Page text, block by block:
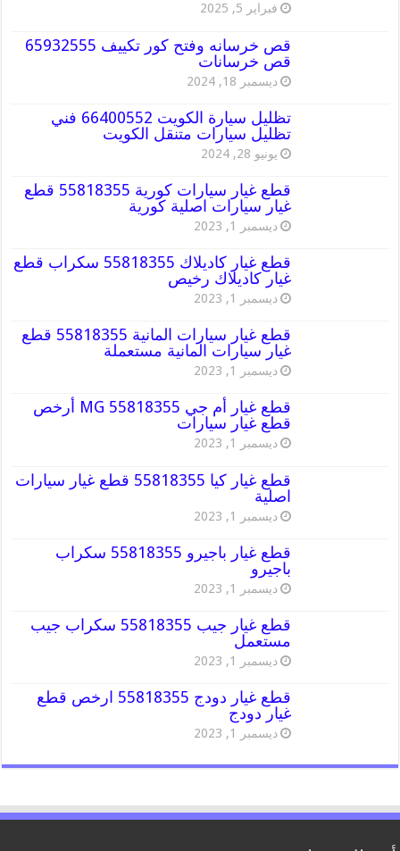
فبراير 5, 2025
قص خرسانه وفتح كور تكييف 65932555
قص خرسانات
ديسمبر 18, 2024
تظليل سيارة الكويت 66400552 فني
تظليل سيارات متنقل الكويت
يونيو 28, 2024
قطع غيار سيارات كورية 55818355 قطع
غيار سيارات اصلية كورية
ديسمبر 1, 2023
قطع غيار كاديلاك 55818355 سكراب قطع
غيار كاديلاك رخيص
ديسمبر 1, 2023
قطع غيار سيارات المانية 55818355 قطع
غيار سيارات المانية مستعملة
ديسمبر 1, 2023
قطع غيار أم جي MG 55818355 أرخص
قطع غيار سيارات
ديسمبر 1, 2023
قطع غيار كيا 55818355 قطع غيار سيارات
اصلية
ديسمبر 1, 2023
قطع غيار باجيرو 55818355 سكراب
باجيرو
ديسمبر 1, 2023
قطع غيار جيب 55818355 سكراب جيب
مستعمل
ديسمبر 1, 2023
قطع غيار دودج 55818355 ارخص قطع
غيار دودج
ديسمبر 1, 2023